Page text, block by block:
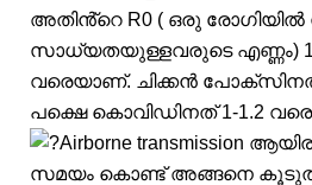
അതിൻ്റെ R0 ( ഒരു രോഗിയിൽ
സാധ്യതയുള്ളവരുടെ എണ്ണം)
വരെയാണ്. ചിക്കൻ പോക്സിനത്
പക്ഷെ കൊവിഡിനത് 1-1.2
Airborne transmission
സമയം കൊണ്ട് അങ്ങനെ